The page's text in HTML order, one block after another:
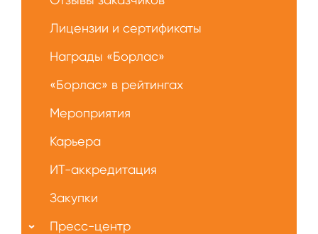
Лицензии и сертификаты
Награды «Борлас»
«Борлас» в рейтингах
Мероприятия
Карьера
ИТ-аккредитация
Закупки
Пресс-центр